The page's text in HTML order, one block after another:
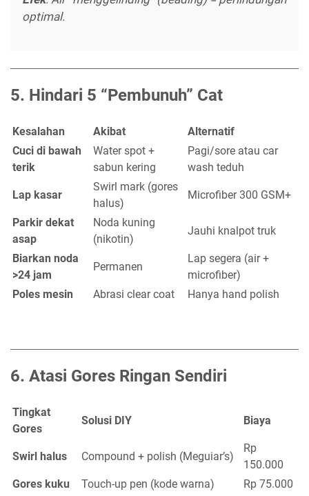
optimal.
5. Hindari 5 “Pembunuh” Cat
Kesalahan Akibat
Alternatif
Cuci di bawah
terik
Water spot +
sabun kering
Pagi/sore atau car
wash teduh
Lap kasar
Swirl mark (gores
halus)
Microfiber 300 GSM+
Parkir dekat
asap
Noda kuning
(nikotin)
Jauhi knalpot truk
Biarkan noda
>24 jam
Permanen
Lap segera (air +
microfiber)
Poles mesin
Abrasi clear coat Hanya hand polish
6. Atasi Gores Ringan Sendiri
Tingkat
Gores
Solusi DIY Biaya
Swirl halus Compound + polish (Meguiar’s)
Rp
150.000
Gores kuku
Touch-up pen (kode warna) Rp 75.000